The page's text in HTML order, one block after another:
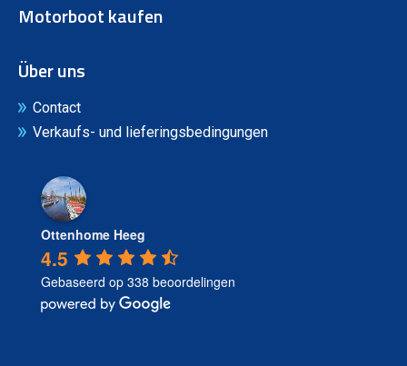
Motorboot kaufen
Über uns
Contact
Verkaufs- und lieferingsbedingungen
Ottenhome Heeg
4.5
Gebaseerd op 338 beoordelingen